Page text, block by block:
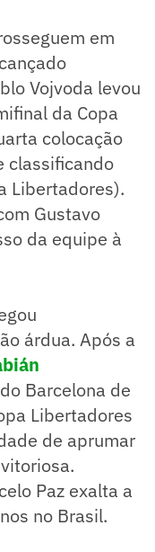
em
Vojvoda levou
da Copa
colocação
classificando
Libertadores).
Gustavo
da equipe à
árdua. Após a
Barcelona de
Libertadores
de aprumar
Paz exalta a
no Brasil.